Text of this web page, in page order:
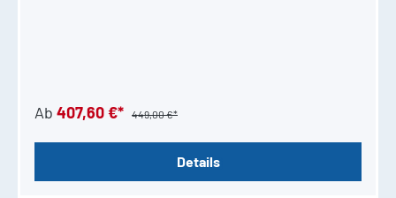
Ab 407,60 €* 449,00 €*
Details